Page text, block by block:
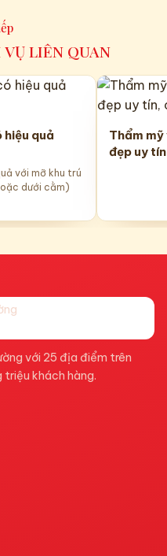
LIÊN QUAN
hiệu quả
với mỡ khu trú
dưới cằm)
Thẩm
đẹp uy
với 25 địa điểm trên
khách hàng.